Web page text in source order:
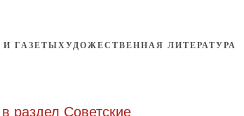
ГАЗЕТЫХУДОЖЕСТВЕННАЯ ЛИТЕРАТУРА